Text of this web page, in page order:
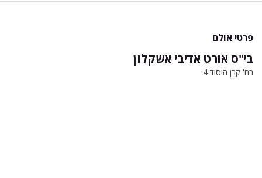
פרטי אולם
בי"ס אורט אדיבי אשקלון
רח' קרן היסוד 4